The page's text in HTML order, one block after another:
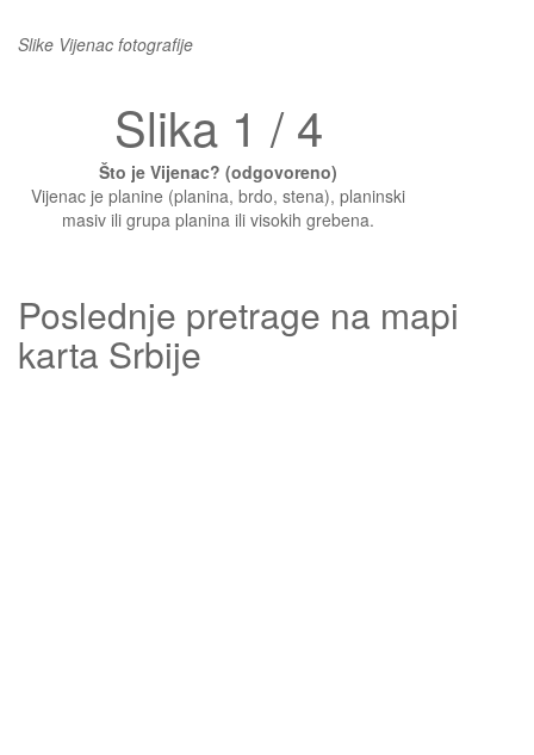
Slike Vijenac fotografije
Slika 1 / 4
Što je Vijenac? (odgovoreno)
Vijenac je planine (planina, brdo, stena), planinski
masiv ili grupa planina ili visokih grebena.
Poslednje pretrage na mapi
karta Srbije